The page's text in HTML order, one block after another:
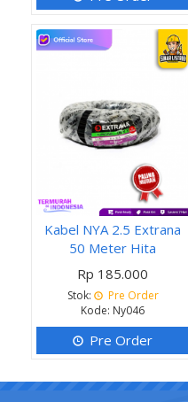
Kabel NYA 2.5 Extrana
50 Meter Hita
Rp 185.000
Stok:
Pre Order
Kode: Ny046
Pre Order